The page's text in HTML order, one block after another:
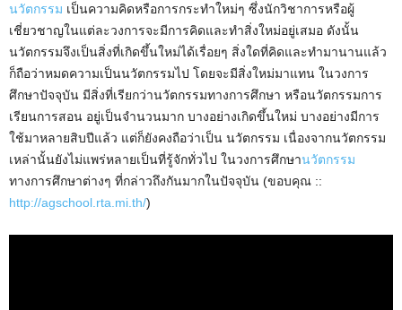
นวัตกรรม เป็นความคิดหรือการกระทำใหม่ๆ ซึ่งนักวิชาการหรือผู้
เชี่ยวชาญในแต่ละวงการจะมีการคิดและทำสิ่งใหม่อยู่เสมอ ดังนั้น
นวัตกรรมจึงเป็นสิ่งที่เกิดขึ้นใหม่ได้เรื่อยๆ สิ่งใดที่คิดและทำมานานแล้ว
ก็ถือว่าหมดความเป็นนวัตกรรมไป โดยจะมีสิ่งใหม่มาแทน ในวงการ
ศึกษาปัจจุบัน มีสิ่งที่เรียกว่านวัตกรรมทางการศึกษา หรือนวัตกรรมการ
เรียนการสอน อยู่เป็นจำนวนมาก บางอย่างเกิดขึ้นใหม่ บางอย่างมีการ
ใช้มาหลายสิบปีแล้ว แต่ก็ยังคงถือว่าเป็น นวัตกรรม เนื่องจากนวัตกรรม
เหล่านั้นยังไม่แพร่หลายเป็นที่รู้จักทั่วไป ในวงการศึกษานวัตกรรม
ทางการศึกษาต่างๆ ที่กล่าวถึงกันมากในปัจจุบัน (ขอบคุณ ::
http://agschool.rta.mi.th/)